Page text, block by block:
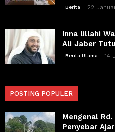
Berita 22
Inna lillahi
Ali Jaber
Berita Utama 14
POSTING POPULER
Mengenal
Penyebar